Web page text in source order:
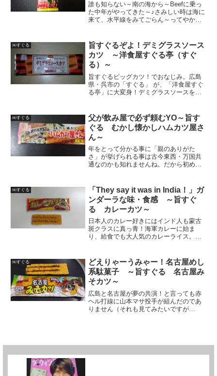
誰も知らない～南の海から～Beefに乗っ
た中年がやってきた～♪さみしい時は海に
来て、水平線をみてごらん～ってやかま
事勿れ。とにかく、ここを訪れし旅人達
よ。⇓をＢＧＭ代わ...
㈱すぐる
旨すぐるぞよ！デミグラスソース
カツ ～洋食屋すぐる亭（すぐ
る）～
旨すぐるビッグカツ！でおなじみ。広島
県・呉市の「すぐる」 が、「洋食屋すぐ
る亭」に大変身！デミグラスソースを巧
滴る涎は、条件反射界の雄「パブロフ氏
の犬」殿と同等、いやそ...
㈱すぐる
父が飲み屋で必ず頼むYO～旨す
ぐる むかし懐かしハムカツ屋さ
ん～
年をとって分かる事に「親のありがた
さ」が挙げられる事は古今東西・万国共
通なのかも知れませんね。だから初めて
ぁ・・・俺もそうなったよなぁ」と感慨
深くなったものです。今回は...
㈱すぐる
「They say it was in India！」ガ
ンダーラな味・食感 ～旨すぐ
る カレーカツ～
日本人のカレー好きにはインド人も蒙古
斑クラスに真っ青！海軍カレーに始ま
り、給食でも大人気のカレーライス。チ
られ駄菓子も大変身！と言うわけで、今
回は「ビッグカツ」で有名な...
㈱すぐる
どえりゃーうみゃー！名古屋めし
系駄菓子 ～旨すぐる 名古屋み
そカツ～
広島と名古屋が夢の共演！と言っても赤
ヘル打線に山本マサ投手が組んだのであ
りません（それも見てみたいですが